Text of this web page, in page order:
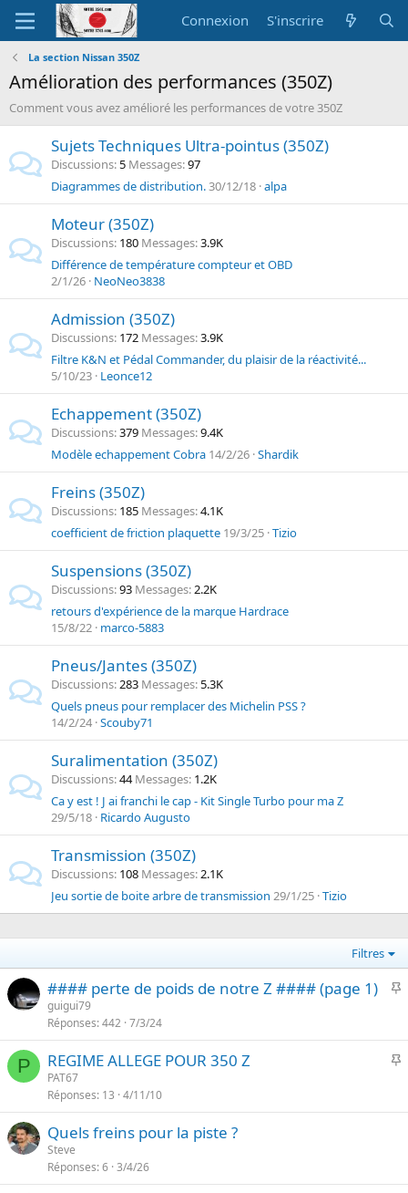
Connexion S'inscrire
La section Nissan 350Z
Amélioration des performances (350Z)
Comment vous avez amélioré les performances de votre 350Z
Sujets Techniques Ultra-pointus (350Z)
Discussions 5 Messages 97
Diagrammes de distribution.30/12/18 alpa
Moteur (350Z)
Discussions 180 Messages 3.9K
Différence de température compteur et OBD
2/1/26 NeoNeo3838
Admission (350Z)
Discussions 172 Messages 3.9K
Filtre K&N et Pédal Commander, du plaisir de la réactivité...
5/10/23 Leonce12
Echappement (350Z)
Discussions 379 Messages 9.4K
Modèle echappement Cobra 14/2/26 Shardik
Freins (350Z)
Discussions 185 Messages 4.1K
coefficient de friction plaquette 19/3/25 Tizio
Suspensions (350Z)
Discussions 93 Messages 2.2K
retours d'expérience de la marque Hardrace
15/8/22 marco-5883
Pneus/Jantes (350Z)
Discussions 283 Messages 5.3K
Quels pneus pour remplacer des Michelin PSS ?
14/2/24 Scouby71
Suralimentation (350Z)
Discussions 44 Messages 1.2K
Ca y est ! J ai franchi le cap - Kit Single Turbo pour ma Z
29/5/18 Ricardo Augusto
Transmission (350Z)
Discussions 108 Messages 2.1K
Jeu sortie de boite arbre de transmission 29/1/25 Tizio
Filtres
I
o
r
#### perte de poids de notre Z #### (page 1)
guigui79
Réponses 442 7/3/24
P
I
o
REGIME ALLEGE POUR 350 Z
PAT67
Réponses 13 4/11/10
Quels freins pour la piste ?
Steve
Réponses 6 3/4/26